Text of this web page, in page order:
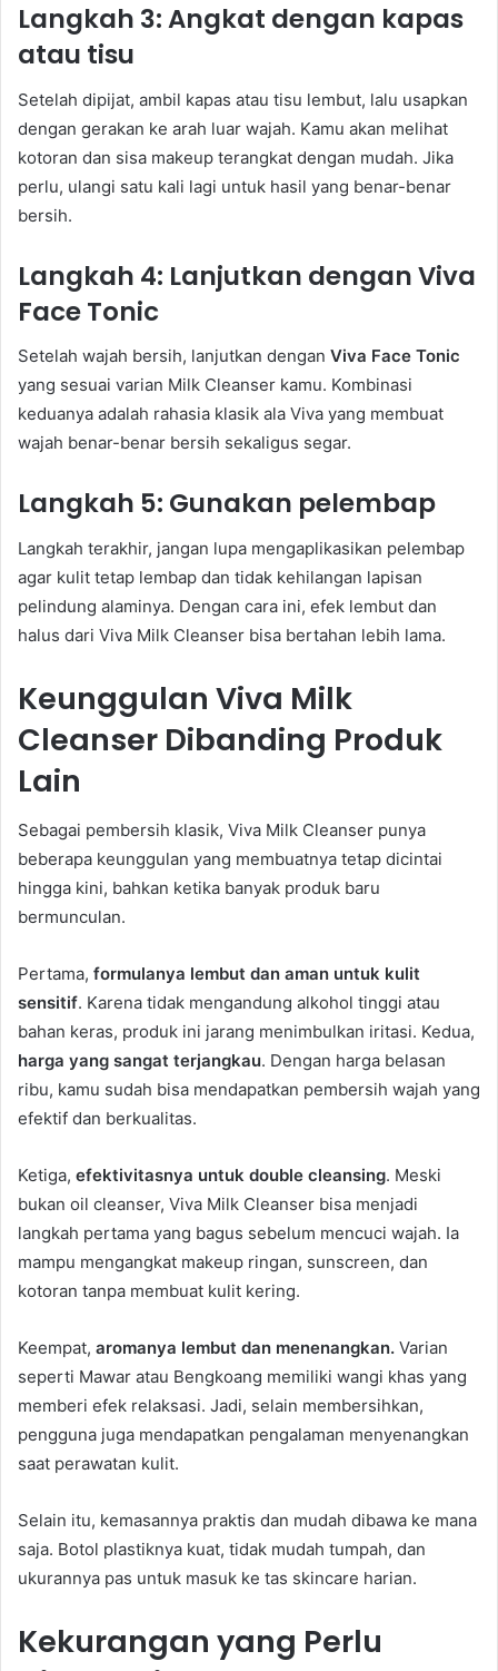
Langkah 3: Angkat dengan kapas
atau tisu
Setelah dipijat, ambil kapas atau tisu lembut, lalu usapkan
dengan gerakan ke arah luar wajah. Kamu akan melihat
kotoran dan sisa makeup terangkat dengan mudah. Jika
perlu, ulangi satu kali lagi untuk hasil yang benar-benar
bersih.
Langkah 4: Lanjutkan dengan Viva
Face Tonic
Setelah wajah bersih, lanjutkan dengan Viva Face Tonic
yang sesuai varian Milk Cleanser kamu. Kombinasi
keduanya adalah rahasia klasik ala Viva yang membuat
wajah benar-benar bersih sekaligus segar.
Langkah 5: Gunakan pelembap
Langkah terakhir, jangan lupa mengaplikasikan pelembap
agar kulit tetap lembap dan tidak kehilangan lapisan
pelindung alaminya. Dengan cara ini, efek lembut dan
halus dari Viva Milk Cleanser bisa bertahan lebih lama.
Keunggulan Viva Milk
Cleanser Dibanding Produk
Lain
Sebagai pembersih klasik, Viva Milk Cleanser punya
beberapa keunggulan yang membuatnya tetap dicintai
hingga kini, bahkan ketika banyak produk baru
bermunculan.
Pertama, formulanya lembut dan aman untuk kulit
sensitif. Karena tidak mengandung alkohol tinggi atau
bahan keras, produk ini jarang menimbulkan iritasi. Kedua,
harga yang sangat terjangkau. Dengan harga belasan
ribu, kamu sudah bisa mendapatkan pembersih wajah yang
efektif dan berkualitas.
Ketiga, efektivitasnya untuk double cleansing. Meski
bukan oil cleanser, Viva Milk Cleanser bisa menjadi
langkah pertama yang bagus sebelum mencuci wajah. Ia
mampu mengangkat makeup ringan, sunscreen, dan
kotoran tanpa membuat kulit kering.
Keempat, aromanya lembut dan menenangkan. Varian
seperti Mawar atau Bengkoang memiliki wangi khas yang
memberi efek relaksasi. Jadi, selain membersihkan,
pengguna juga mendapatkan pengalaman menyenangkan
saat perawatan kulit.
Selain itu, kemasannya praktis dan mudah dibawa ke mana
saja. Botol plastiknya kuat, tidak mudah tumpah, dan
ukurannya pas untuk masuk ke tas skincare harian.
Kekurangan yang Perlu